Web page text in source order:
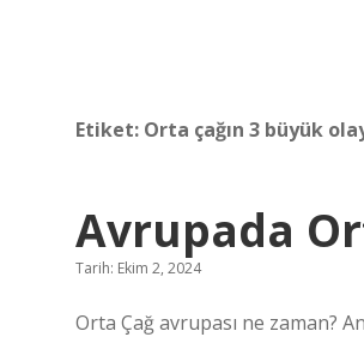
Etiket: Orta çağın 3 büyük
Avrupada
Tarih: Ekim 2, 2024
Orta Çağ avrupası ne zaman?